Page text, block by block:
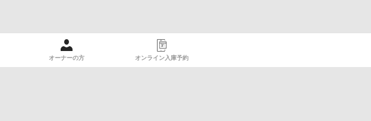
オーナーの方 オンライン入庫予約